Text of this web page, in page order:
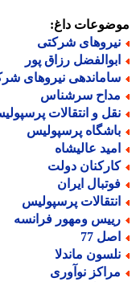
داغ:
شرکتی
رزاق پور
نیروهای شرکتی
سرشناس
و انتقالات پرسپولیس
پرسپولیس
عالیشاه
دولت
ایران
پرسپولیس
ومهور فرانسه
77
ماندلا
نوآوری